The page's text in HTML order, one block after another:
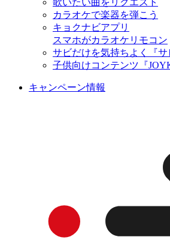
歌いたい曲をリクエスト
カラオケで楽器を弾こう
キョクナビアプリ
スマホがカラオケリモコン
サビだけを気持ちよく『サ
子供向けコンテンツ『
キャンペーン情報